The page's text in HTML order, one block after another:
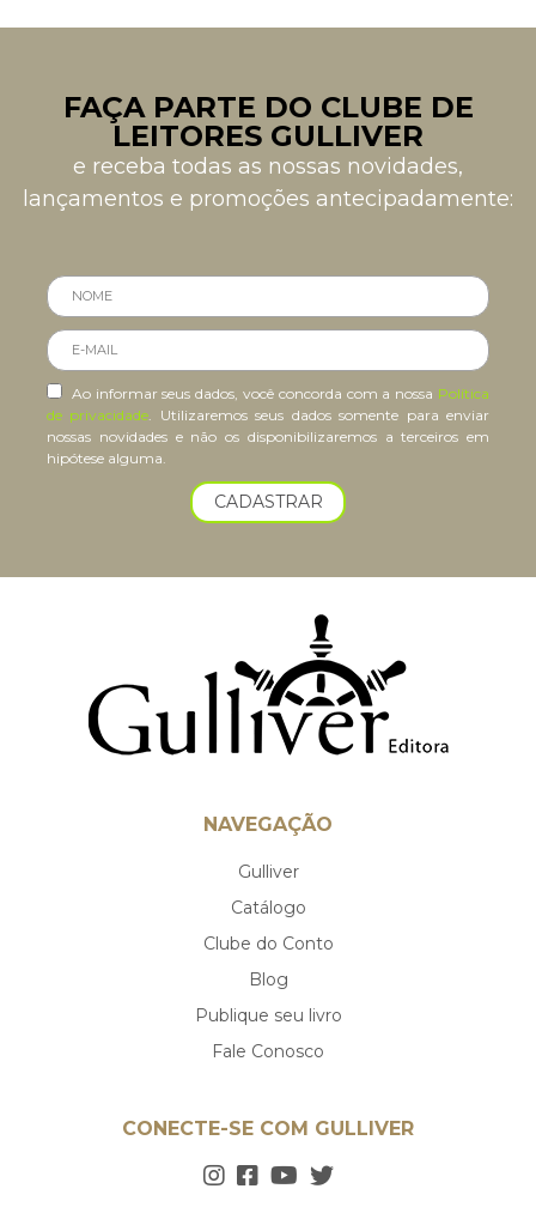
FAÇA PARTE DO CLUBE DE
LEITORES GULLIVER
e receba todas as nossas novidades,
lançamentos e promoções antecipadamente:
Ao informar seus dados, você concorda com a nossa Política
de privacidade . Utilizaremos seus dados somente para enviar
nossas novidades e não os disponibilizaremos a terceiros em
hipótese alguma.
CADASTRAR
NAVEGAÇÃO
Gulliver
Catálogo
Clube do Conto
Blog
Publique seu livro
Fale Conosco
CONECTE-SE COM GULLIVER